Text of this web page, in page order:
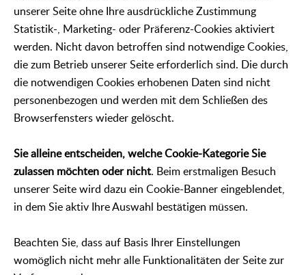
unserer Seite ohne Ihre ausdrückliche Zustimmung
Statistik-, Marketing- oder Präferenz-Cookies aktiviert
werden. Nicht davon betroffen sind notwendige Cookies,
die zum Betrieb unserer Seite erforderlich sind. Die durch
die notwendigen Cookies erhobenen Daten sind nicht
personenbezogen und werden mit dem Schließen des
Browserfensters wieder gelöscht.
Sie alleine entscheiden, welche Cookie-Kategorie Sie
zulassen möchten oder nicht. Beim erstmaligen Besuch
unserer Seite wird dazu ein Cookie-Banner eingeblendet,
in dem Sie aktiv Ihre Auswahl bestätigen müssen.
Beachten Sie, dass auf Basis Ihrer Einstellungen
womöglich nicht mehr alle Funktionalitäten der Seite zur